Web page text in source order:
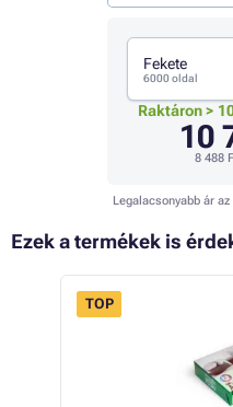
Fekete
6000 oldal
Raktáron >
10
8 488
Legalacsonyabb ár
Ezek a termékek is
TOP